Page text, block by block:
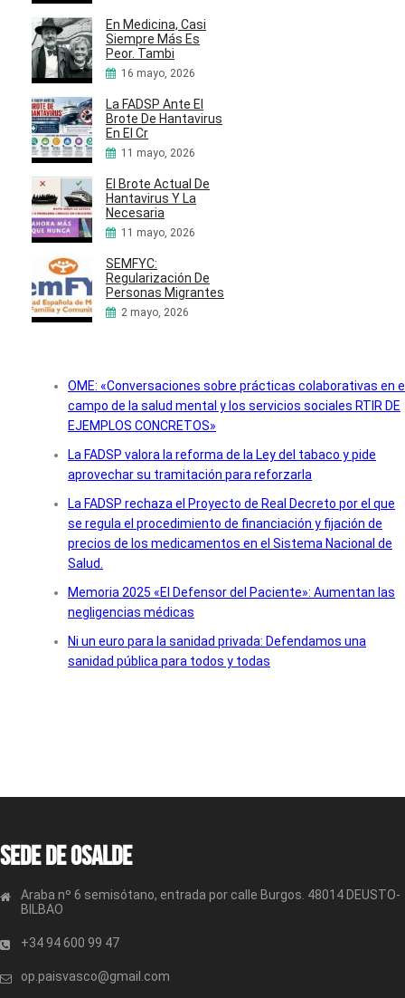
En Medicina, Casi
Siempre Más Es
Peor. Tambi
16 mayo, 2026
La FADSP Ante El
Brote De Hantavirus
En El Cr
11 mayo, 2026
El Brote Actual De
Hantavirus Y La
Necesaria
11 mayo, 2026
SEMFYC:
Regularización De
Personas Migrantes
2 mayo, 2026
OME: «Conversaciones sobre prácticas colaborativas en
campo de la salud mental y los servicios sociales RTIR DE
EJEMPLOS CONCRETOS»
La FADSP valora la reforma de la Ley del tabaco y pide
aprovechar su tramitación para reforzarla
La FADSP rechaza el Proyecto de Real Decreto por el que
se regula el procedimiento de financiación y fijación de
precios de los medicamentos en el Sistema Nacional de
Salud.
Memoria 2025 «El Defensor del Paciente»: Aumentan las
negligencias médicas
Ni un euro para la sanidad privada: Defendamos una
sanidad pública para todos y todas
Sede de OSALDE
Araba nº 6 semisótano, entrada por calle Burgos. 48014 DEUSTO-
BILBAO
+34 94 600 99 47
op.paisvasco@gmail.com